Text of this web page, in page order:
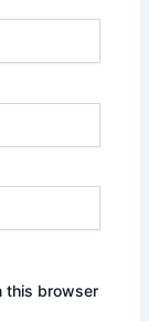
this browser